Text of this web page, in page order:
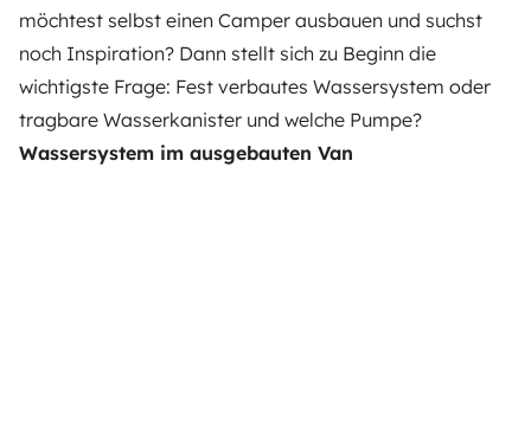
möchtest selbst einen Camper ausbauen und suchst
noch Inspiration? Dann stellt sich zu Beginn die
wichtigste Frage: Fest verbautes Wassersystem oder
tragbare Wasserkanister und welche Pumpe?
Wassersystem im ausgebauten Van